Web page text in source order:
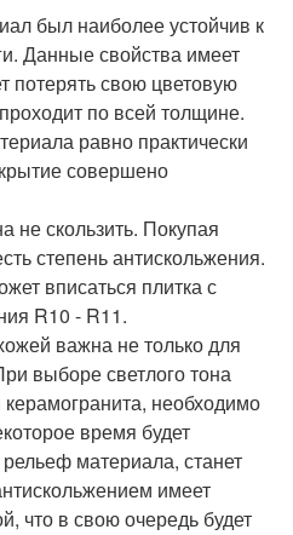
был наиболее устойчив к
Данные свойства имеет
потерять свою цветовую
по всей толщине.
равно практически
совершено
не скользить. Покупая
степень антискольжения.
вписаться плитка с
R10 - R11.
важна не только для
выборе светлого тона
необходимо
время будет
материала, станет
имеет
что в свою очередь будет